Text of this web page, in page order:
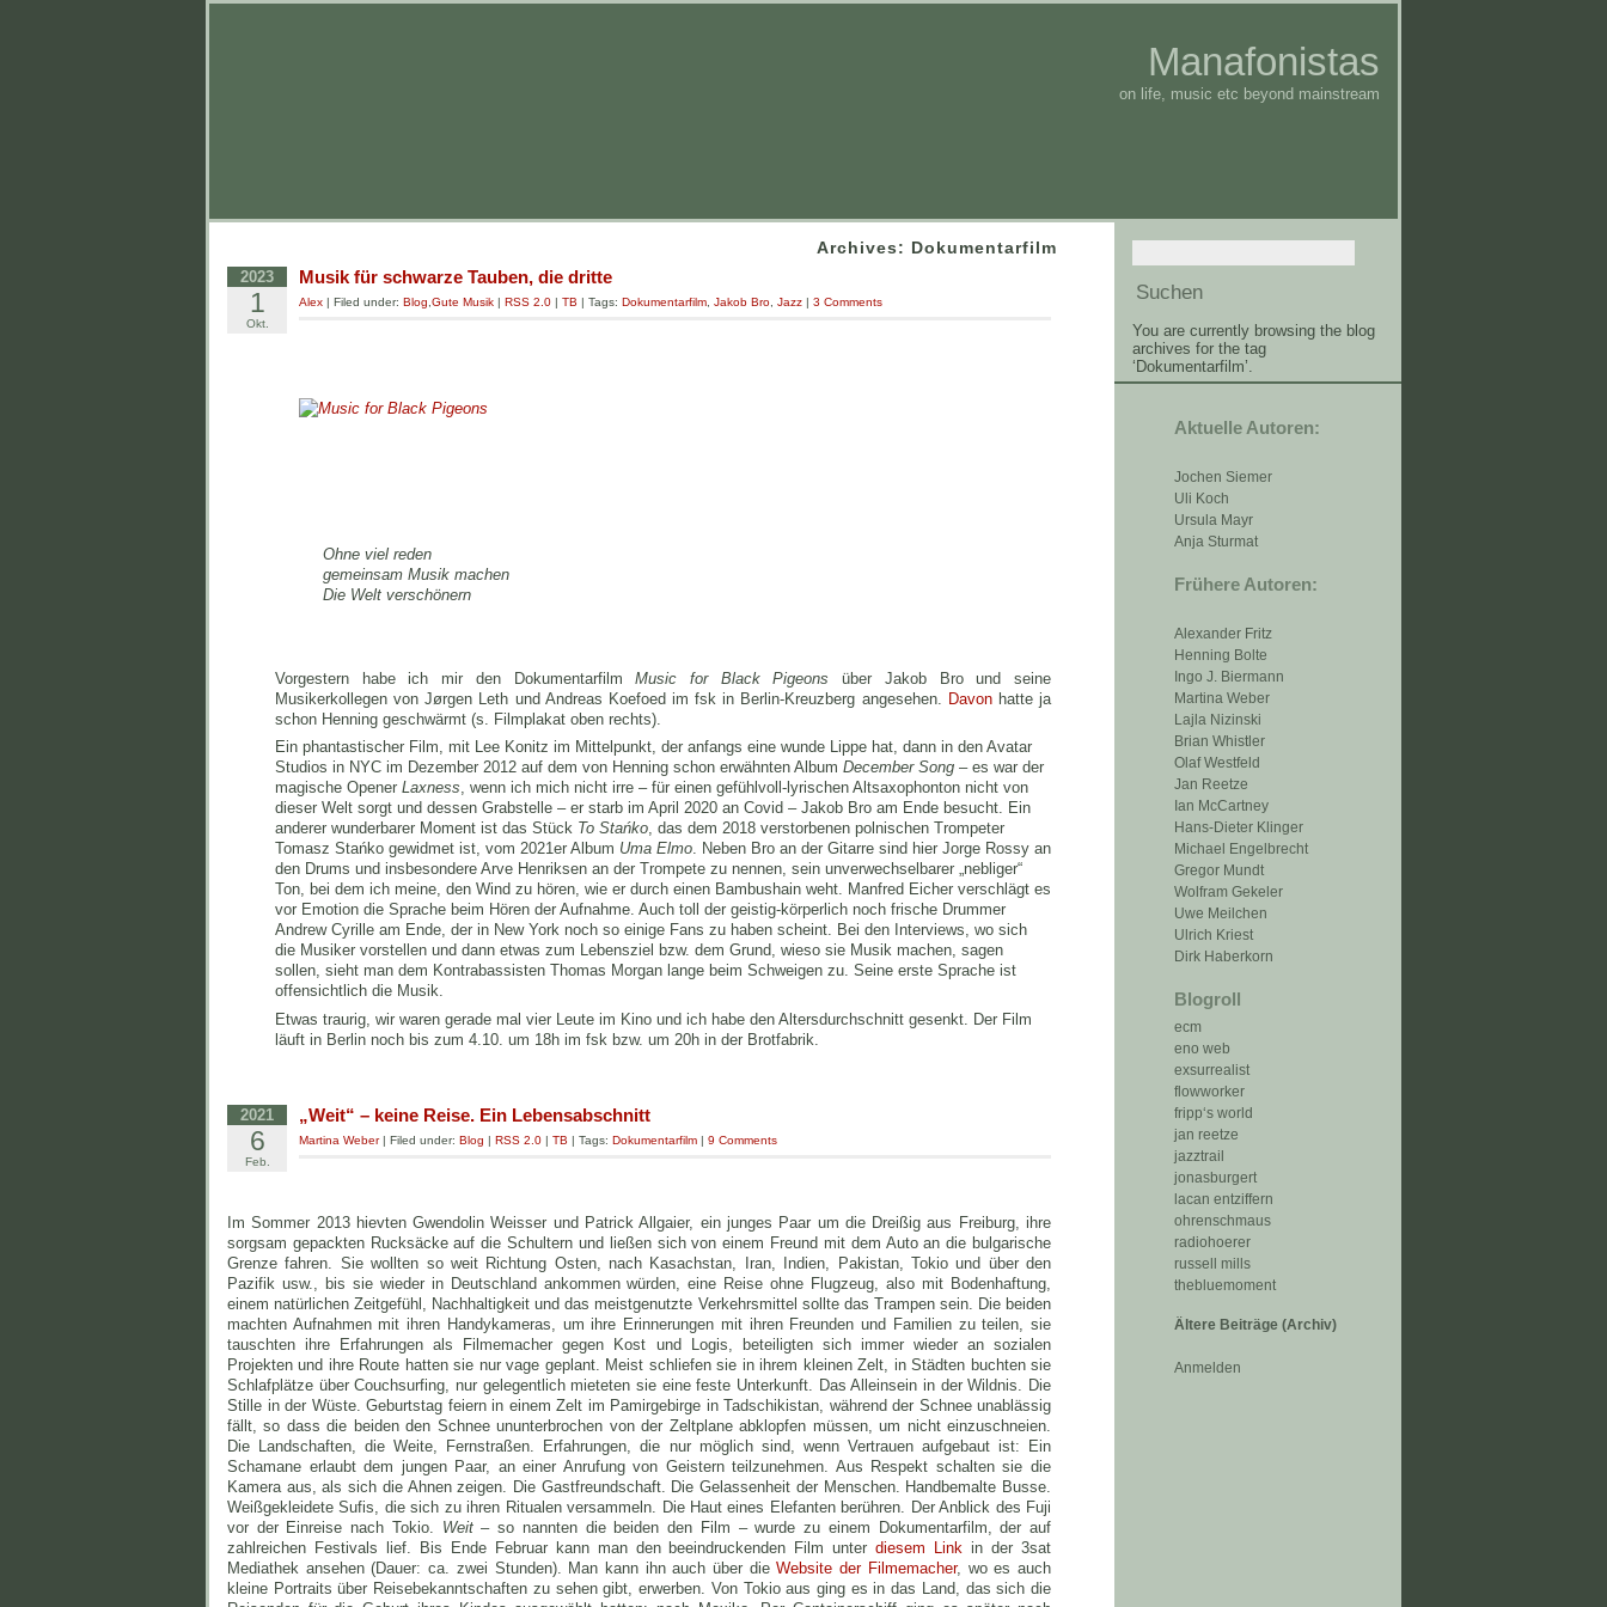
Manafonistas
on life, music etc beyond mainstream
You are currently browsing the blog
archives for the tag
‘Dokumentarfilm’.
Aktuelle Autoren:
Jochen Siemer
Uli Koch
Ursula Mayr
Anja Sturmat
Frühere Autoren:
Alexander Fritz
Henning Bolte
Ingo J. Biermann
Martina Weber
Lajla Nizinski
Brian Whistler
Olaf Westfeld
Jan Reetze
Ian McCartney
Hans-Dieter Klinger
Michael Engelbrecht
Gregor Mundt
Wolfram Gekeler
Uwe Meilchen
Ulrich Kriest
Dirk Haberkorn
Blogroll
ecm
eno web
exsurrealist
flowworker
fripp‘s world
jan reetze
jazztrail
jonasburgert
lacan entziffern
ohrenschmaus
radiohoerer
russell mills
thebluemoment
Ältere Beiträge (Archiv)
Anmelden
Archives: Dokumentarfilm
2023
1
Okt.
Musik für schwarze Tauben, die dritte
Alex | Filed under: Blog Gute Musik | RSS 2.0 | TB | Tags: Dokumentarfilm Jakob Bro Jazz | 3 Comments
Ohne viel reden
gemeinsam Musik machen
Die Welt verschönern
Vorgestern habe ich mir den DokumentarfilmMusic for Black Pigeons über Jakob Bro und seine
Musikerkollegen von Jørgen Leth und Andreas Koefoed im fsk in Berlin-Kreuzberg angesehen.
Davonhatte ja
schon Henning geschwärmt (s. Filmplakat oben rechts).
Ein phantastischer Film, mit Lee Konitz im Mittelpunkt, der anfangs eine wunde Lippe hat, dann in den Avatar
Studios in NYC im Dezember 2012 auf dem von Henning schon erwähnten Album December Song – es war der
magische Opener Laxness, wenn ich mich nicht irre – für einen gefühlvoll-lyrischen Altsaxophonton nicht von
dieser Welt sorgt und dessen Grabstelle – er starb im April 2020 an Covid – Jakob Bro am Ende besucht. Ein
anderer wunderbarer Moment ist das Stück To Stańko, das dem 2018 verstorbenen polnischen Trompeter
Tomasz Stańko gewidmet ist, vom 2021er Album Uma Elmo. Neben Bro an der Gitarre sind hier Jorge Rossy an
den Drums und insbesondere Arve Henriksen an der Trompete zu nennen, sein unverwechselbarer „nebliger“
Ton, bei dem ich meine, den Wind zu hören, wie er durch einen Bambushain weht. Manfred Eicher verschlägt es
vor Emotion die Sprache beim Hören der Aufnahme. Auch toll der geistig-körperlich noch frische Drummer
Andrew Cyrille am Ende, der in New York noch so einige Fans zu haben scheint. Bei den Interviews, wo sich
die Musiker vorstellen und dann etwas zum Lebensziel bzw. dem Grund, wieso sie Musik machen, sagen
sollen, sieht man dem Kontrabassisten Thomas Morgan lange beim Schweigen zu. Seine erste Sprache ist
offensichtlich die Musik.
Etwas traurig, wir waren gerade mal vier Leute im Kino und ich habe den Altersdurchschnitt gesenkt. Der Film
läuft in Berlin noch bis zum 4.10. um 18h im fsk bzw. um 20h in der Brotfabrik.
2021
6
Feb.
„Weit“ – keine Reise. Ein Lebensabschnitt
Martina Weber| Filed under: Blog | RSS 2.0 | TB | Tags: Dokumentarfilm | 9 Comments
Im Sommer 2013 hievten Gwendolin Weisser und Patrick Allgaier, ein junges Paar um die Dreißig aus Freiburg, ihre
sorgsam gepackten Rucksäcke auf die Schultern und ließen sich von einem Freund mit dem Auto an die bulgarische
Grenze fahren. Sie wollten so weit Richtung Osten, nach Kasachstan, Iran, Indien, Pakistan, Tokio und über den
Pazifik usw., bis sie wieder in Deutschland ankommen würden, eine Reise ohne Flugzeug, also mit Bodenhaftung,
einem natürlichen Zeitgefühl, Nachhaltigkeit und das meistgenutzte Verkehrsmittel sollte das Trampen sein. Die beiden
machten Aufnahmen mit ihren Handykameras, um ihre Erinnerungen mit ihren Freunden und Familien zu teilen, sie
tauschten ihre Erfahrungen als Filmemacher gegen Kost und Logis, beteiligten sich immer wieder an sozialen
Projekten und ihre Route hatten sie nur vage geplant. Meist schliefen sie in ihrem kleinen Zelt, in Städten buchten sie
Schlafplätze über Couchsurfing, nur gelegentlich mieteten sie eine feste Unterkunft. Das Alleinsein in der Wildnis. Die
Stille in der Wüste. Geburtstag feiern in einem Zelt im Pamirgebirge in Tadschikistan, während der Schnee unablässig
fällt, so dass die beiden den Schnee ununterbrochen von der Zeltplane abklopfen müssen, um nicht einzuschneien.
Die Landschaften, die Weite, Fernstraßen. Erfahrungen, die nur möglich sind, wenn Vertrauen aufgebaut ist: Ein
Schamane erlaubt dem jungen Paar, an einer Anrufung von Geistern teilzunehmen. Aus Respekt schalten sie die
Kamera aus, als sich die Ahnen zeigen. Die Gastfreundschaft. Die Gelassenheit der Menschen. Handbemalte Busse.
Weißgekleidete Sufis, die sich zu ihren Ritualen versammeln. Die Haut eines Elefanten berühren. Der Anblick des Fuji
vor der Einreise nach Tokio. Weit– so nannten die beiden den Film – wurde zu einem Dokumentarfilm, der auf
zahlreichen Festivals lief. Bis Ende Februar kann man den beeindruckenden Film unterdiesem Link in der 3sat
Mediathek ansehen (Dauer: ca. zwei Stunden). Man kann ihn auch über dieWebsite der Filmemacher, wo es auch
kleine Portraits über Reisebekanntschaften zu sehen gibt, erwerben. Von Tokio aus ging es in das Land, das sich die